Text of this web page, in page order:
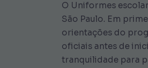
O Uniformes
São Paulo. Em
orientações do
oficiais antes de
tranquilidade para